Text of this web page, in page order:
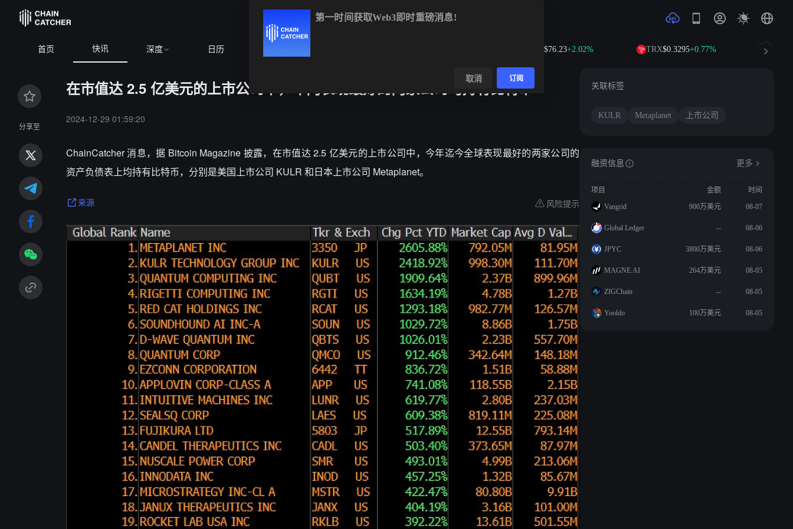
首页 快讯 深度 日历
BTC $64,779.41-0.22% ETH $1,916.31+0.15% $76.23+2.02% TRX$0.3295+0.77% DOGE
分享至
在市值达 2.5 亿美元的上市公司中，年内表现最好的两家公司均持有比特币
2024-12-29 01:59:20
ChainCatcher 消息，据 Bitcoin Magazine 披露，在市值达 2.5 亿美元的上市公司中，今年迄今全球表现最好的两家公司的
资产负债表上均持有比特币，分别是美国上市公司 KULR 和日本上市公司 Metaplanet。
来源 风险提示
关联标签
KULR Metaplanet 上市公司
融资信息 更多
项目 金额
时间
Vangrid
900万美元 08-07
Global Ledger -- 08-06
JPYC 3800万美元 08-06
MAGNE.AI 264万美元 08-05
ZIGChain -- 08-05
Yooldo 100万美元 08-05
第一时间获取Web3即时重磅消息!
取消 订阅